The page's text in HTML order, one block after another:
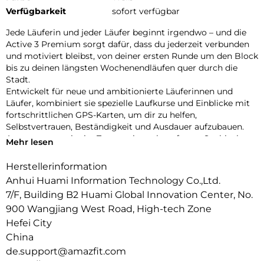
Verfügbarkeit
sofort verfügbar
Jede Läuferin und jeder Läufer beginnt irgendwo – und die
Active 3 Premium sorgt dafür, dass du jederzeit verbunden
und motiviert bleibst, von deiner ersten Runde um den Block
bis zu deinen längsten Wochenendläufen quer durch die
Stadt.
Entwickelt für neue und ambitionierte Läuferinnen und
Läufer, kombiniert sie spezielle Laufkurse und Einblicke mit
fortschrittlichen GPS-Karten, um dir zu helfen,
Selbstvertrauen, Beständigkeit und Ausdauer aufzubauen.
Ausgestattet mit vier Tasten, einem kratzfesten Saphirglas-
selbst bei intensiver Sonneneinstrahlung gut ablesbar ist,
Kontrolle und beste Sicht – von Läufen im Morgengrauen bis
zu Runs durch die Innenstadt.
Klüger Trainieren, Kraftvoller Laufen:
Bringe dein Lauftraining auf das nächste Level – mit
wissenschaftlich fundierten Trainingsplänen vom Einsteiger-
wie Aerobic Endurance Foundation, Fartlek-Läufen und Core-
Mehr lesen
Herstellerinformation
Anhui Huami Information Technology Co.,Ltd.
7/F, Building B2 Huami Global Innovation Center, No.
900 Wangjiang West Road, High-tech Zone
Hefei City
China
de.support@amazfit.com